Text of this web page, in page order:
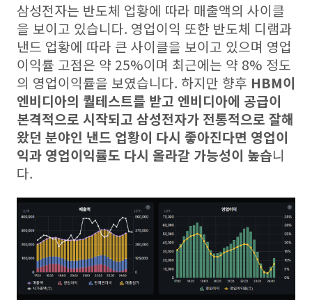
삼성전자는 반도체 업황에 따라 매출액의 사이클
을 보이고 있습니다. 영업이익 또한 반도체 디램과
낸드 업황에 따라 큰 사이클을 보이고 있으며 영업
이익률 고점은 약 25%이며 최근에는 약 8% 정도
의 영업이익률을 보였습니다. 하지만 향후 HBM이
엔비디아의 퀄테스트를 받고 엔비디아에 공급이
본격적으로 시작되고 삼성전자가 전통적으로 잘해
왔던 분야인 낸드 업황이 다시 좋아진다면 영업이
익과 영업이익률도 다시 올라갈 가능성이 높습니
다.